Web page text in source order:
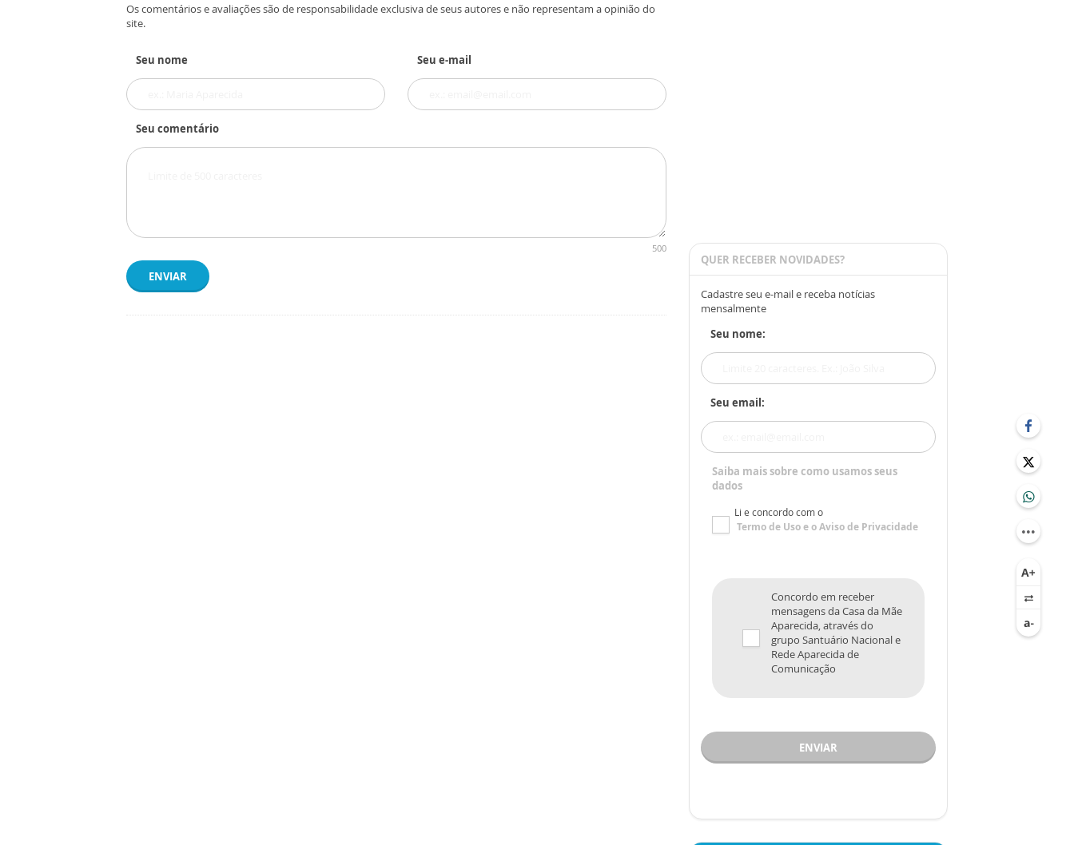
Os comentários e avaliações são de responsabilidade exclusiva de seus autores e não representam a opinião do
site.
Seu nome Seu e-mail
Seu comentário
500
ENVIAR
QUER RECEBER NOVIDADES?
Cadastre seu e-mail e receba notícias
mensalmente
Seu nome:
Seu email:
Saiba mais sobre como usamos seus
dados
Li e concordo com o
Termo de Usoe oAviso de Privacidade
Concordo em receber
mensagens da Casa da Mãe
Aparecida, através do
grupo Santuário Nacional e
Rede Aparecida de
Comunicação
ENVIAR